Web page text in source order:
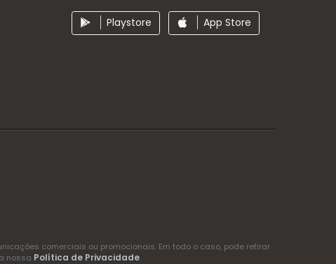
Playstore App Store
comerciais ou promocionais. Em todo o caso, pode retirar
nossa Política de Privacidade.